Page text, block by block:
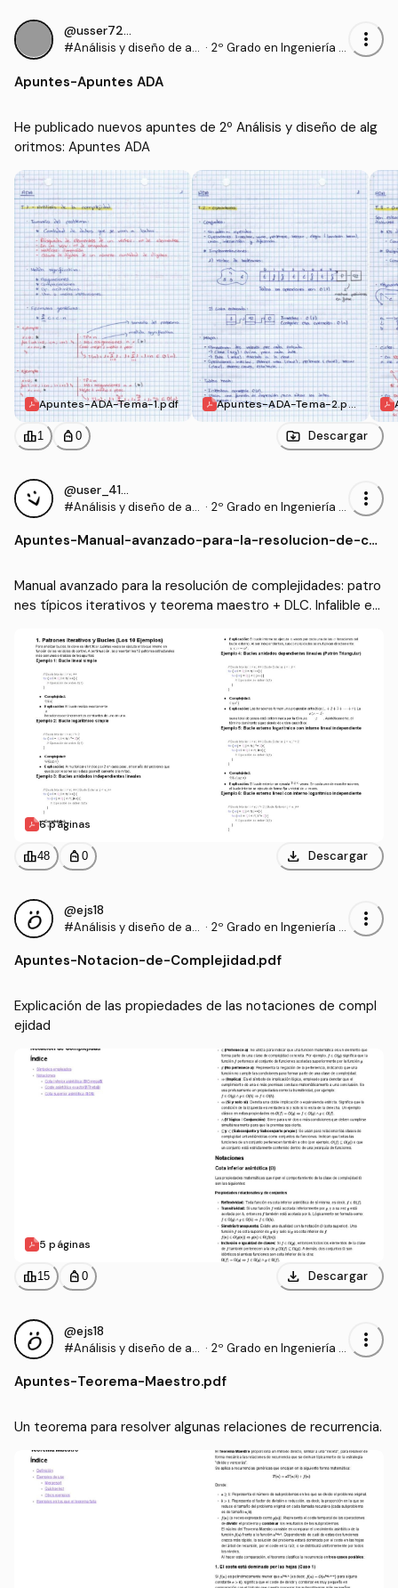
@usser728462
#Análisis y diseño de al
· 2º Grado en Ingeniería In
more_vert
Apuntes-Apuntes ADA
He publicado nuevos apuntes de 2º Análisis y diseño de alg
oritmos: Apuntes ADA
Apuntes-ADA-Tema-1.pdf
Apuntes-ADA-Tema-2.pd
f
f
leaderboard1 personal_bag 0 Descargar
@user_4165719
#Análisis y diseño de al
· 2º Grado en Ingeniería In
more_vert
Apuntes-Manual-avanzado-para-la-resolucion-de-co
eorema-maestro--DLC.pdf
Manual avanzado para la resolución de complejidades: patro
nes típicos iterativos y teorema maestro + DLC. Infalible en
6 páginas
leaderboard48 personal_bag 0 download Descargar
@ejs18
#Análisis y diseño de al
· 2º Grado en Ingeniería In
more_vert
Apuntes-Notacion-de-Complejidad.pdf
Explicación de las propiedades de las notaciones de compl
ejidad
5 páginas
leaderboard15 personal_bag 0 download Descargar
@ejs18
#Análisis y diseño de al
· 2º Grado en Ingeniería In
more_vert
Apuntes-Teorema-Maestro.pdf
Un teorema para resolver algunas relaciones de recurrencia.